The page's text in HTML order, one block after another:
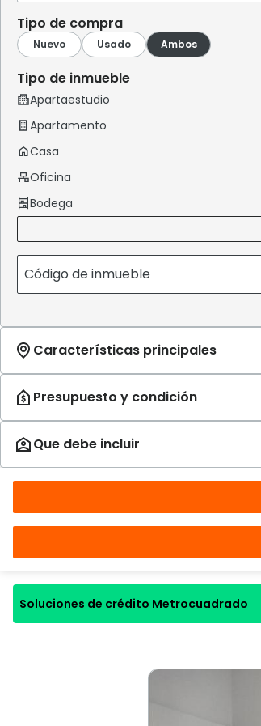
Tipo de compra
Tipo de inmueble
Soluciones de crédito Metrocuadrado